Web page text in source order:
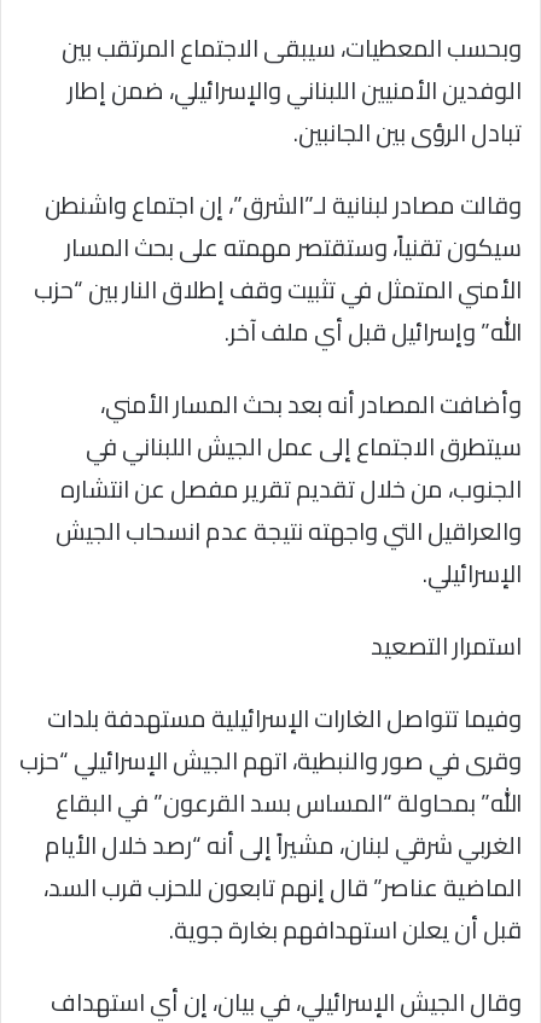
وبحسب المعطيات، سيبقى الاجتماع المرتقب بين
الوفدين الأمنيين اللبناني والإسرائيلي، ضمن إطار
تبادل الرؤى بين الجانبين.
وقالت مصادر لبنانية لـ”الشرق”، إن اجتماع واشنطن
سيكون تقنياً، وستقتصر مهمته على بحث المسار
الأمني المتمثل في تثبيت وقف إطلاق النار بين “حزب
الله” وإسرائيل قبل أي ملف آخر.
وأضافت المصادر أنه بعد بحث المسار الأمني،
سيتطرق الاجتماع إلى عمل الجيش اللبناني في
الجنوب، من خلال تقديم تقرير مفصل عن انتشاره
والعراقيل التي واجهته نتيجة عدم انسحاب الجيش
الإسرائيلي.
استمرار التصعيد
وفيما تتواصل الغارات الإسرائيلية مستهدفة بلدات
وقرى في صور والنبطية، اتهم الجيش الإسرائيلي “حزب
الله” بمحاولة “المساس بسد القرعون” في البقاع
الغربي شرقي لبنان، مشيراً إلى أنه “رصد خلال الأيام
الماضية عناصر” قال إنهم تابعون للحزب قرب السد،
قبل أن يعلن استهدافهم بغارة جوية.
وقال الجيش الإسرائيلي، في بيان، إن أي استهداف